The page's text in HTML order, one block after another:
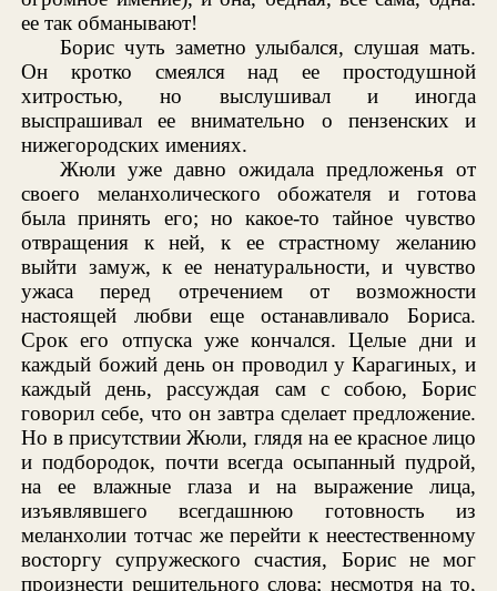
ее так обманывают!
Борис чуть заметно улыбался, слушая мать.
Он кротко смеялся над ее простодушной
хитростью, но выслушивал и иногда
выспрашивал ее внимательно о пензенских и
нижегородских имениях.
Жюли уже давно ожидала предложенья от
своего меланхолического обожателя и готова
была принять его; но какое-то тайное чувство
отвращения к ней, к ее страстному желанию
выйти замуж, к ее ненатуральности, и чувство
ужаса перед отречением от возможности
настоящей любви еще останавливало Бориса.
Срок его отпуска уже кончался. Целые дни и
каждый божий день он проводил у Карагиных, и
каждый день, рассуждая сам с собою, Борис
говорил себе, что он завтра сделает предложение.
Но в присутствии Жюли, глядя на ее красное лицо
и подбородок, почти всегда осыпанный пудрой,
на ее влажные глаза и на выражение лица,
изъявлявшего всегдашнюю готовность из
меланхолии тотчас же перейти к неестественному
восторгу супружеского счастия, Борис не мог
произнести решительного слова; несмотря на то,